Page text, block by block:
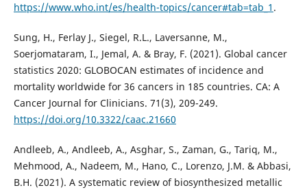
https://www.who.int/es/health-topics/cancer#tab=tab_1 .
Sung, H., Ferlay J., Siegel, R.L., Laversanne, M.,
Soerjomataram, I., Jemal, A. & Bray, F. (2021). Global cancer
statistics 2020: GLOBOCAN estimates of incidence and
mortality worldwide for 36 cancers in 185 countries. CA: A
Cancer Journal for Clinicians. 71(3), 209-249.
https://doi.org/10.3322/caac.21660
Andleeb, A., Andleeb, A., Asghar, S., Zaman, G., Tariq, M.,
Mehmood, A., Nadeem, M., Hano, C., Lorenzo, J.M. & Abbasi,
B.H. (2021). A systematic review of biosynthesized metallic